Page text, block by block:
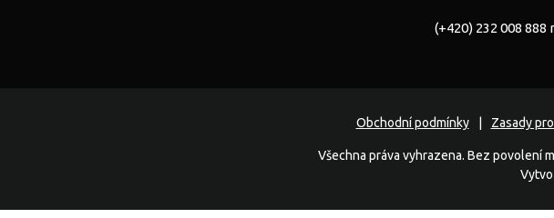
(+420) 232 008 888
Obchodní podmínky Zasady
Všechna práva vyhrazena. Bez povolení